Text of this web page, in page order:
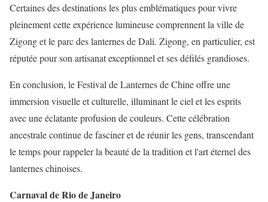
Certaines des destinations les plus emblématiques pour vivre
pleinement cette expérience lumineuse comprennent la ville de
Zigong et le parc des lanternes de Dali. Zigong, en particulier, est
réputée pour son artisanat exceptionnel et ses défilés grandioses.
En conclusion, le Festival de Lanternes de Chine offre une
immersion visuelle et culturelle, illuminant le ciel et les esprits
avec une éclatante profusion de couleurs. Cette célébration
ancestrale continue de fasciner et de réunir les gens, transcendant
le temps pour rappeler la beauté de la tradition et l'art éternel des
lanternes chinoises.
Carnaval de Rio de Janeiro